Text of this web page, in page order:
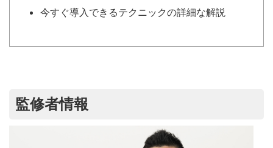
今すぐ導入できるテクニックの詳細な解説
監修者情報